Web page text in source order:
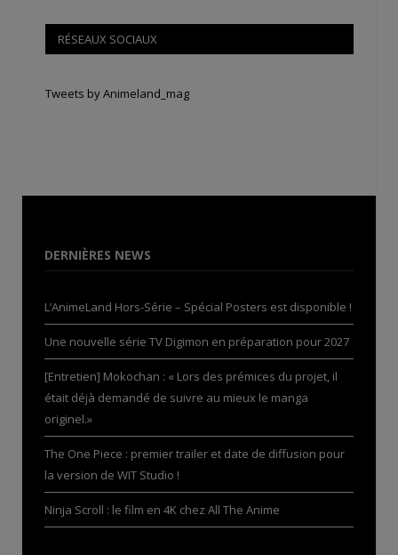
RÉSEAUX SOCIAUX
Tweets by Animeland_mag
DERNIÈRES NEWS
L’AnimeLand Hors-Série – Spécial Posters est disponible !
Une nouvelle série TV Digimon en préparation pour 2027
[Entretien] Mokochan : « Lors des prémices du projet, il
était déjà demandé de suivre au mieux le manga
originel.»
The One Piece : premier trailer et date de diffusion pour
la version de WIT Studio !
Ninja Scroll : le film en 4K chez All The Anime